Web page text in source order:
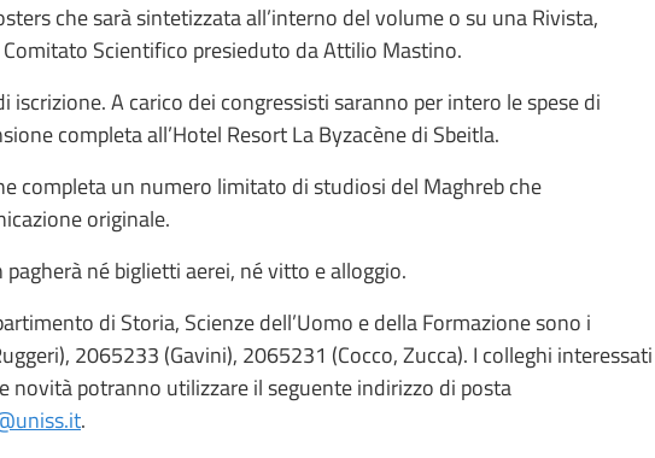
che sarà sintetizzata all’interno del volume o su una Rivista,
Scientifico presieduto da Attilio Mastino.
iscrizione. A carico dei congressisti saranno per intero le spese di
completa all’Hotel Resort La Byzacène di Sbeitla.
completa un numero limitato di studiosi del Maghreb che
originale.
pagherà né biglietti aerei, né vitto e alloggio.
di Storia, Scienze dell’Uomo e della Formazione sono i
2065233 (Gavini), 2065231 (Cocco, Zucca). I colleghi interessati
novità potranno utilizzare il seguente indirizzo di posta
.